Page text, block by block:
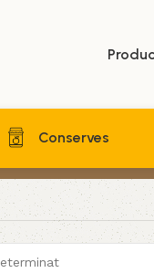
Conserves